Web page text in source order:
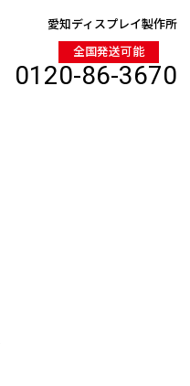
愛知ディスプレイ製作所
全国発送可能
0120-86-3670